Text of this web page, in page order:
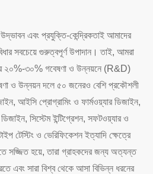
এবং প্রযুক্তি-কেন্দ্রিকতাই আমাদের
সবচেয়ে গুরুত্বপূর্ণ উপাদান। তাই, আমরা
২০%-৩০% গবেষণা ও উন্নয়নে (R&D)
ও উন্নয়ন দলে ৫০ জনেরও বেশি প্রকৌশলী
আইসি প্রোগ্রামিং ও ফার্মওয়্যার ডিজাইন,
সিস্টেম ইন্টিগ্রেশন, সফটওয়্যার ও
টেস্টিং ও ভেরিফিকেশন ইত্যাদি ক্ষেত্রে
হয়ে, তারা গ্রাহকদের জন্য অত্যন্ত
এবং সারা বিশ্ব থেকে আসা বিভিন্ন ধরনের